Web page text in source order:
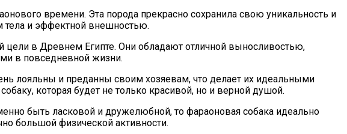
времени. Эта порода прекрасно сохранила свою уникальность и
тела и эффектной внешностью.
цели в Древнем Египте. Они обладают отличной выносливостью,
в повседневной жизни.
лояльны и преданны своим хозяевам, что делает их идеальными
которая будет не только красивой, но и верной душой.
быть ласковой и дружелюбной, то фараоновая собака идеально
большой физической активности.